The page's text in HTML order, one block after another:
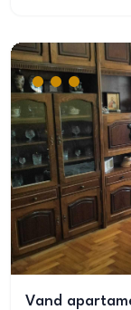
Vand